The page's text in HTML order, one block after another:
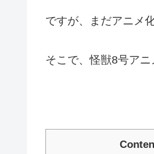
ですが、まだアニメ
そこで、怪獣8号ア